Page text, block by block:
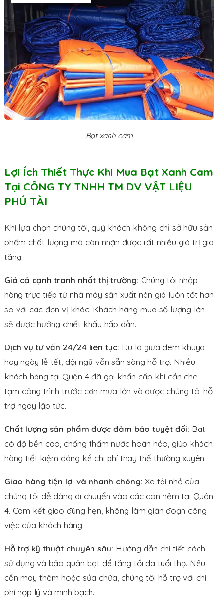
Bạt xanh cam
Lợi Ích Thiết Thực Khi Mua Bạt Xanh Cam
Tại CÔNG TY TNHH TM DV VẬT LIỆU
PHÚ TÀI
Khi lựa chọn chúng tôi, quý khách không chỉ sở hữu sản
phẩm chất lượng mà còn nhận được rất nhiều giá trị gia
tăng:
Giá cả cạnh tranh nhất thị trường: Chúng tôi nhập
hàng trực tiếp từ nhà máy sản xuất nên giá luôn tốt hơn
so với các đơn vị khác. Khách hàng mua số lượng lớn
sẽ được hưởng chiết khấu hấp dẫn.
Dịch vụ tư vấn 24/24 liên tục: Dù là giữa đêm khuya
hay ngày lễ tết, đội ngũ vẫn sẵn sàng hỗ trợ. Nhiều
khách hàng tại Quận 4 đã gọi khẩn cấp khi cần che
tạm công trình trước cơn mưa lớn và được chúng tôi hỗ
trợ ngay lập tức.
Chất lượng sản phẩm được đảm bảo tuyệt đối: Bạt
có độ bền cao, chống thấm nước hoàn hảo, giúp khách
hàng tiết kiệm đáng kể chi phí thay thế thường xuyên.
Giao hàng tiện lợi và nhanh chóng: Xe tải nhỏ của
chúng tôi dễ dàng di chuyển vào các con hẻm tại Quận
4. Cam kết giao đúng hẹn, không làm gián đoạn công
việc của khách hàng.
Hỗ trợ kỹ thuật chuyên sâu: Hướng dẫn chi tiết cách
sử dụng và bảo quản bạt để tăng tối đa tuổi thọ. Nếu
cần may thêm hoặc sửa chữa, chúng tôi hỗ trợ với chi
phí hợp lý và minh bạch.